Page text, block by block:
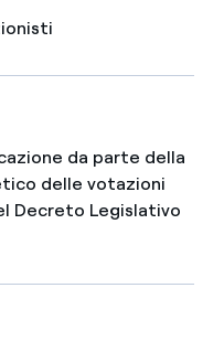
da parte della
delle votazioni
Decreto Legislativo